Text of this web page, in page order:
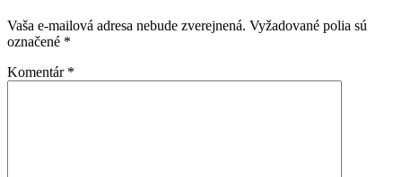
Vaša e-mailová adresa nebude zverejnená. Vyžadované polia sú
označené *
Komentár *